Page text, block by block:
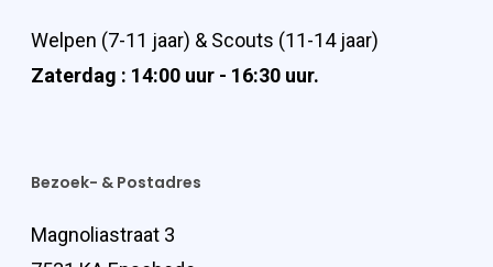
Welpen (7-11 jaar) & Scouts (11-14 jaar)
Zaterdag : 14:00 uur - 16:30 uur.
Bezoek- & Postadres
Magnoliastraat 3